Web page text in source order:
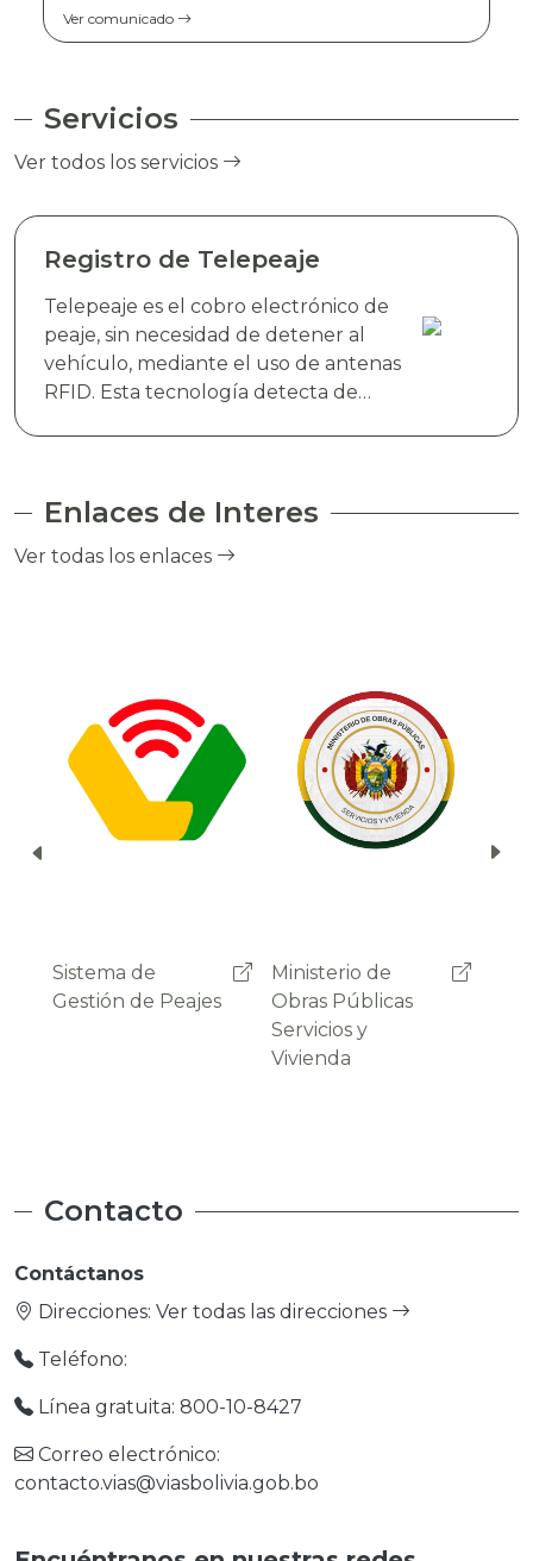
Ver comunicado
Servicios
Ver todos los servicios
Registro de Telepeaje
Telepeaje es el cobro electrónico de
peaje, sin necesidad de detener al
vehículo, mediante el uso de antenas
RFID. Esta tecnología detecta de
el cobro de peaje a través del debito
usuario.
Enlaces de Interes
Ver todas los enlaces
Ministerio de
Obras Públicas
Administradora
Boliviana de
Carreteras
Contacto
Contáctanos
Direcciones: Ver todas las direcciones
Teléfono:
Línea gratuita: 800-10-8427
Correo electrónico:
contacto.vias@viasbolivia.gob.bo